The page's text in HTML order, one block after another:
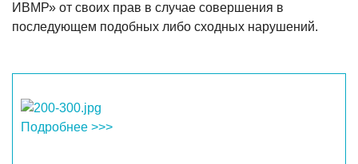
Подробнее >>>
ИВМР» от своих прав в случае совершения в
последующем подобных либо сходных нарушений.